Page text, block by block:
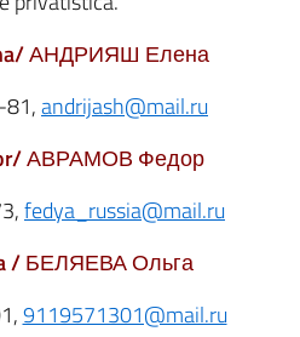
АНДРИЯШ Елена
andrijash@mail.ru
/АВРАМОВ Федор
fedya_russia@mail.ru
/БЕЛЯЕВА Ольга
9119571301@mail.ru